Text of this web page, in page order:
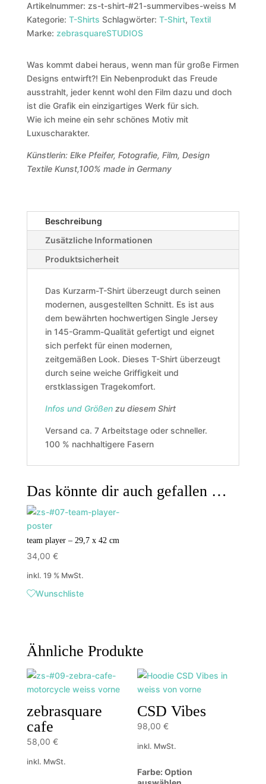
Artikelnummer: zs-t-shirt-#21-summervibes-weiss M
Kategorie: T-Shirts Schlagwörter: T-Shirt, Textil
Marke: zebrasquareSTUDIOS
Was kommt dabei heraus, wenn man für große Firmen
Designs entwirft?! Ein Nebenprodukt das Freude
ausstrahlt, jeder kennt wohl den Film dazu und doch
ist die Grafik ein einzigartiges Werk für sich.
Wie ich meine ein sehr schönes Motiv mit
Luxuscharakter.
Künstlerin: Elke Pfeifer, Fotografie, Film, Design
Textile Kunst,100% made in Germany
Beschreibung
Zusätzliche Informationen
Produktsicherheit
Das Kurzarm-T-Shirt überzeugt durch seinen
modernen, ausgestellten Schnitt. Es ist aus
dem bewährten hochwertigen Single Jersey
in 145-Gramm-Qualität gefertigt und eignet
sich perfekt für einen modernen,
zeitgemäßen Look. Dieses T-Shirt überzeugt
durch seine weiche Griffigkeit und
erstklassigen Tragekomfort.
Infos und Größenzu diesem Shirt
Versand ca. 7 Arbeitstage oder schneller.
100 % nachhaltigere Fasern
Das könnte dir auch gefallen …
team player – 29,7 x 42 cm
34,00 €
inkl. 19 % MwSt.
Wunschliste
Ähnliche Produkte
zebrasquare
cafe
58,00 €
inkl. MwSt.
CSD Vibes
98,00€
inkl. MwSt.
Farbe:Option